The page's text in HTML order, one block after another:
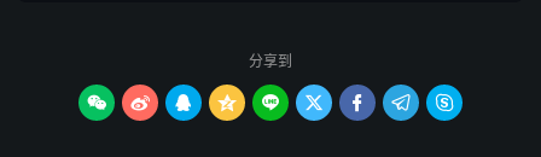
分享到
        